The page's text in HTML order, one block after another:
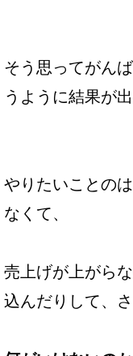
そう思ってがん
うように結果が
やりたいことの
なくて、
売上げが上がら
込んだりして、